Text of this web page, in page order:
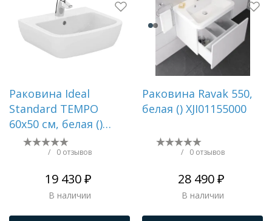
Раковина Ideal
Standard TEMPO
60х50 см, белая ()
T056401
/ 0 отзывов
19 430 ₽
В наличии
Раковина Ravak 550,
белая () XJI01155000
/ 0 отзывов
28 490 ₽
В наличии